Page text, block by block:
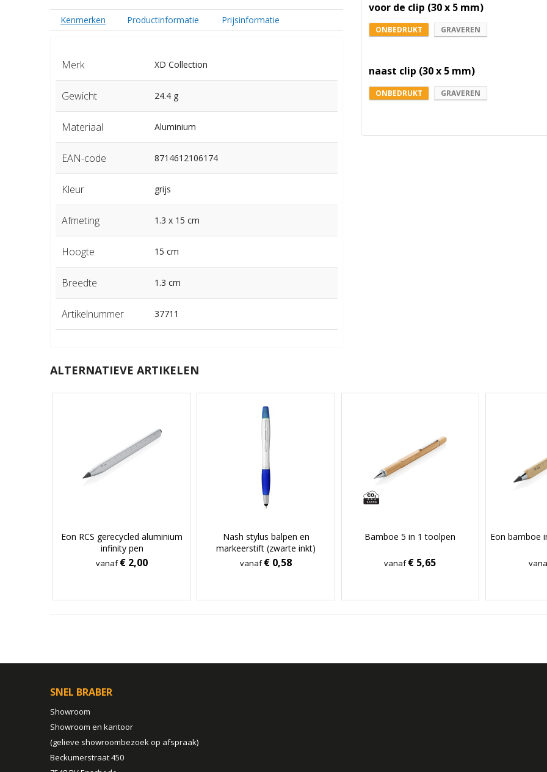
voor de clip (30 x 5 mm)
ONBEDRUKT GRAVEREN
naast clip (30 x 5 mm)
ONBEDRUKT GRAVEREN
Kenmerken Productinformatie Prijsinformatie
Merk XD Collection
Gewicht 24.4 g
Materiaal Aluminium
EAN-code 8714612106174
Kleur grijs
Afmeting 1.3 x 15 cm
Hoogte 15 cm
Breedte 1.3 cm
Artikelnummer 37711
ALTERNATIEVE ARTIKELEN
Eon RCS gerecycled aluminium
infinity pen
vanaf€ 2,00
Nash stylus balpen en
markeerstift (zwarte inkt)
vanaf€ 0,58
Bamboe 5 in 1 toolpen
vanaf€ 5,65
Eon bamboe
SNEL BRABER
Showroom
Showroom en kantoor
(gelieve showroombezoek op afspraak)
Beckumerstraat 450